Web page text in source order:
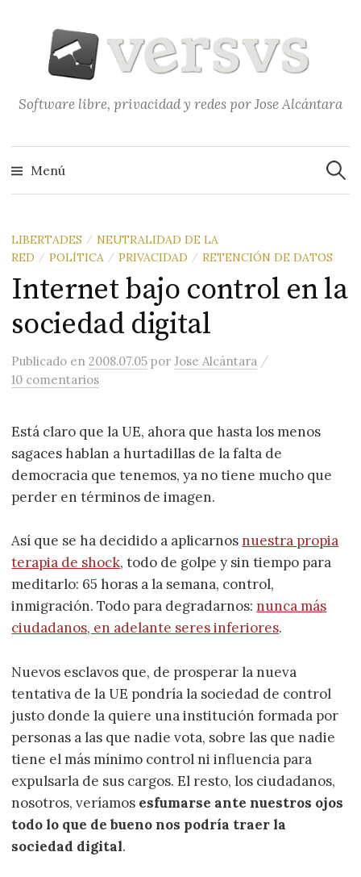
contenido
Software libre, privacidad y redes por Jose Alcántara
Menú
LIBERTADES / NEUTRALIDAD DE LA
RED / POLÍTICA / PRIVACIDAD / RETENCIÓN DE DATOS
Internet bajo control en la
sociedad digital
Publicado en2008.07.05 porJose Alcántara /
10 comentarios
Está claro que la UE, ahora que hasta los menos
sagaces hablan a hurtadillas de la falta de
democracia que tenemos, ya no tiene mucho que
perder en términos de imagen.
Así que se ha decidido a aplicarnosnuestra propia
terapia de shock, todo de golpe y sin tiempo para
meditarlo: 65 horas a la semana, control,
inmigración. Todo para degradarnos:nunca más
ciudadanos, en adelante seres inferiores.
Nuevos esclavos que, de prosperar la nueva
tentativa de la UE pondría la sociedad de control
justo donde la quiere una institución formada por
personas a las que nadie vota, sobre las que nadie
tiene el más mínimo control ni influencia para
expulsarla de sus cargos. El resto, los ciudadanos,
nosotros, veríamos esfumarse ante nuestros ojos
todo lo que de bueno nos podría traer la
sociedad digital.